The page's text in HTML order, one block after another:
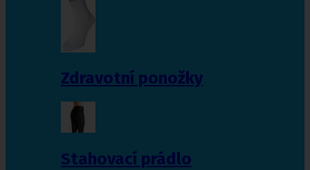
Zdravotní ponožky
Stahovací prádlo